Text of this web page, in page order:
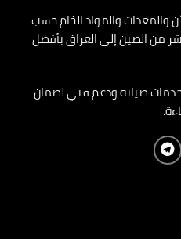
والمعدات والمواد الخام حسب
من الصين إلى العراق بأفضل
صيانة ودعم فني لضمان